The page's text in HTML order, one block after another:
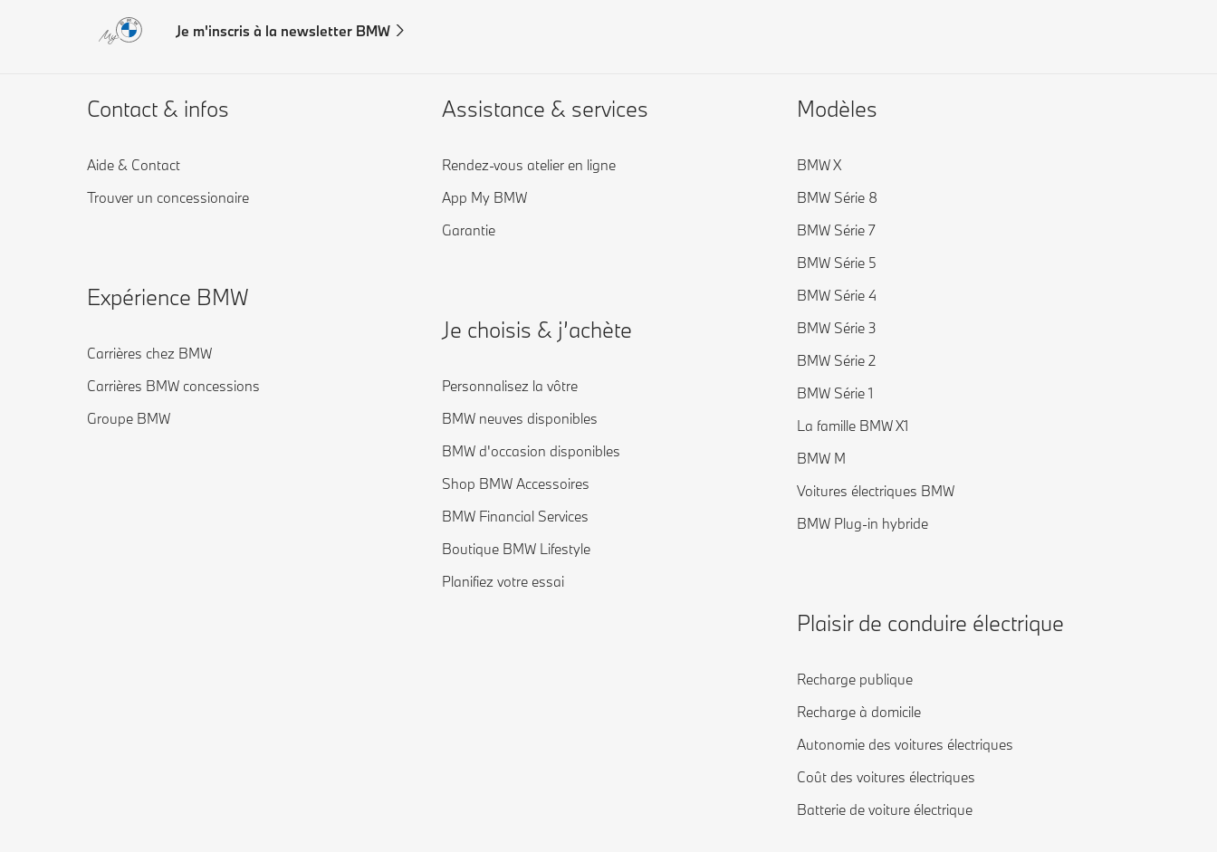
Je m'inscris à la newsletter BMW
Contact & infos
Aide & Contact
Trouver un concessionaire
Expérience BMW
Carrières chez BMW
Carrières BMW concessions
Groupe BMW
Assistance & services
Rendez-vous atelier en ligne
App My BMW
Garantie
Je choisis & j’achète
Personnalisez la vôtre
BMW neuves disponibles
BMW d'occasion disponibles
Shop BMW Accessoires
BMW Financial Services
Boutique BMW Lifestyle
Planifiez votre essai
Modèles
BMW X
BMW Série 8
BMW Série 7
BMW Série 5
BMW Série 4
BMW Série 3
BMW Série 2
BMW Série 1
La famille BMW X1
BMW M
Voitures électriques BMW
BMW Plug-in hybride
Plaisir de conduire électrique
Recharge publique
Recharge à domicile
Autonomie des voitures électriques
Coût des voitures électriques
Batterie de voiture électrique